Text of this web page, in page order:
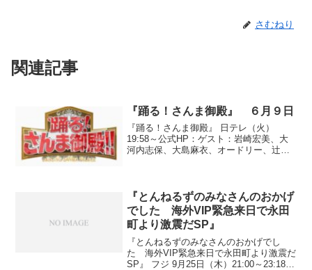
さむねり
関連記事
『踊る！さんま御殿』 ６月９日
『踊る！さんま御殿』 日テレ（火）
19:58～公式HP：ゲスト：岩崎宏美、大
河内志保、大島麻衣、オードリー、辻希
事』○長...
『とんねるずのみなさんのおかげ
でした 海外VIP緊急来日で永田
町より激震だSP』
『とんねるずのみなさんのおかげでし
た 海外VIP緊急来日で永田町より激震だ
SP』 フジ 9月25日（木）21:00～23:18公